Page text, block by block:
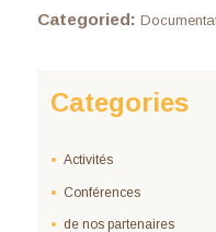
Categoried:
Categories
Activités
Conférences
de nos partenaires